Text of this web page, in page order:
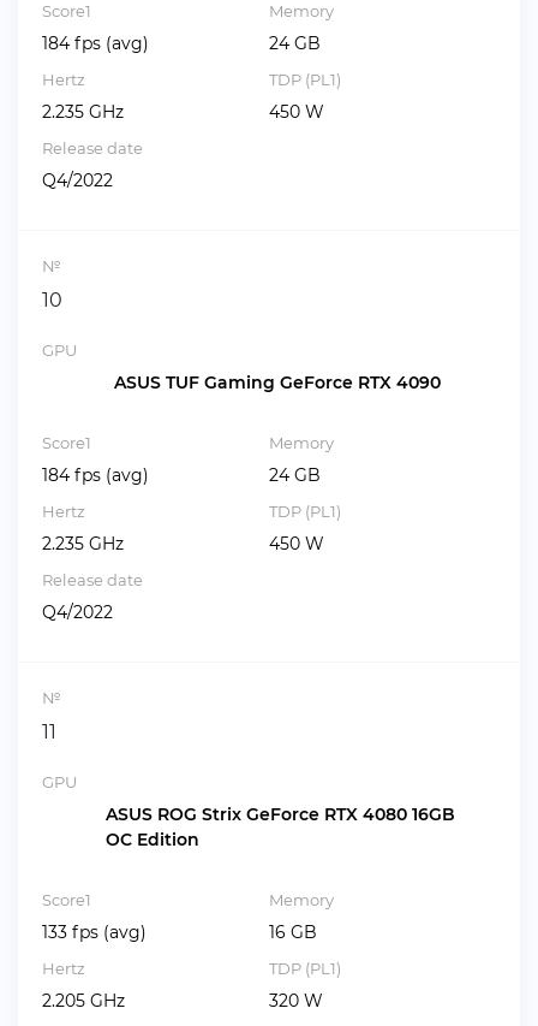
Score1
184 fps (avg)
Memory
24 GB
Hertz
2.235 GHz
TDP (PL1)
450 W
Release date
Q4/2022
№
10
GPU
ASUS TUF Gaming GeForce RTX 4090
Score1
184 fps (avg)
Memory
24 GB
Hertz
2.235 GHz
TDP (PL1)
450 W
Release date
Q4/2022
№
11
GPU
ASUS ROG Strix GeForce RTX 4080 16GB
OC Edition
Score1
133 fps (avg)
Memory
16 GB
Hertz
2.205 GHz
TDP (PL1)
320 W